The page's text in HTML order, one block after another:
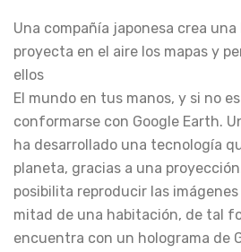
Una compañía japonesa crea
proyecta en el aire los mapas y
ellos
El mundo en tus manos, y si no
conformarse con Google Earth.
ha desarrollado una tecnología
planeta, gracias a una
posibilita reproducir las
mitad de una habitación, de tal
encuentra con un holograma de